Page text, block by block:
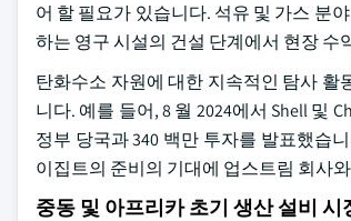
어 할 필요가 있습니다. 석유 및 가스 분
하는 영구 시설의 건설 단계에서 현장 수
탄화수소 자원에 대한 지속적인 탐사
니다. 예를 들어, 8 월 2024에서 Shell 및
정부 당국과 340 백만 투자를 발표했습
이집트의 준비의 기대에 업스트림 회사
중동 및 아프리카 초기 생산 설비 시